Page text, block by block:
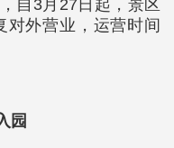
自3月27日起，景区
对外营业，运营时间
园